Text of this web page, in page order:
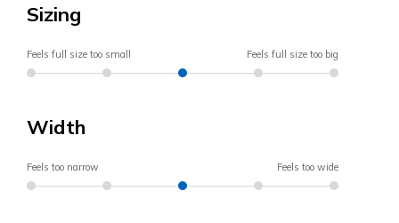
Sizing
Feels full size too small Feels full size too big
Width
Feels too narrow Feels too wide